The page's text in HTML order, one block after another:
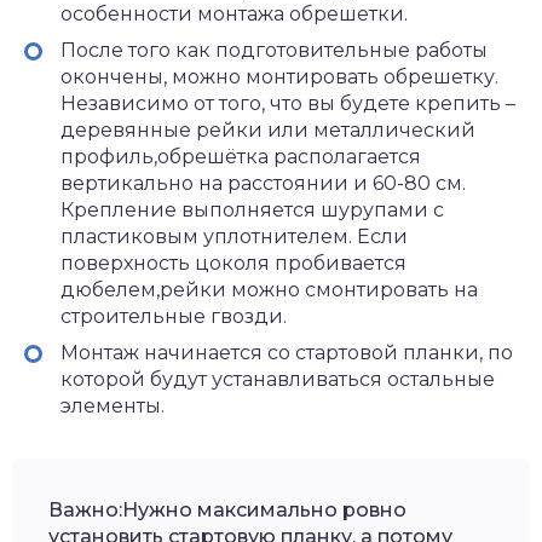
особенности монтажа обрешетки.
После того как подготовительные работы
окончены, можно монтировать обрешетку.
Независимо от того, что вы будете крепить –
деревянные рейки или металлический
профиль,обрешётка располагается
вертикально на расстоянии и 60-80 см.
Крепление выполняется шурупами с
пластиковым уплотнителем. Если
поверхность цоколя пробивается
дюбелем,рейки можно смонтировать на
строительные гвозди.
Монтаж начинается со стартовой планки, по
которой будут устанавливаться остальные
элементы.
Важно:Нужно максимально ровно
установить стартовую планку, а потому